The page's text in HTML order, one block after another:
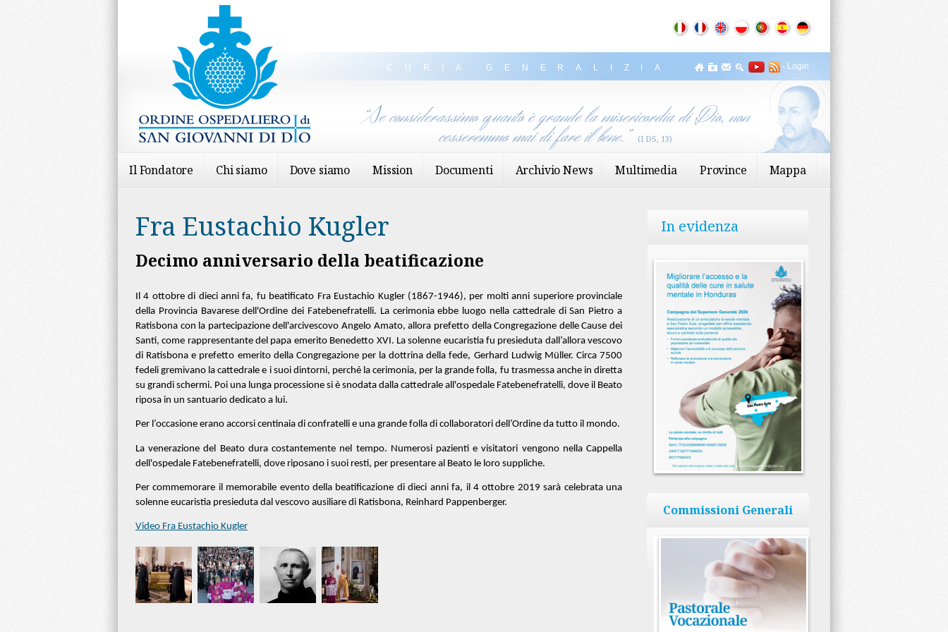
Il Fondatore Chi siamo Dove siamo Mission Documenti Archivio News Multimedia Province Mappa
CURIA GENERALIZIA - Login
“Se considerassimo quanto è grande la misericordia di Dio, non
cesseremmo mai di fare il bene.” (I DS, 13)
Fra Eustachio Kugler
Decimo anniversario della beatificazione
Il 4 ottobre di dieci anni fa, fu beatificato Fra Eustachio Kugler (1867-1946), per molti anni superiore provinciale
della Provincia Bavarese dell'Ordine dei Fatebenefratelli. La cerimonia ebbe luogo nella cattedrale di San Pietro a
Ratisbona con la partecipazione dell'arcivescovo Angelo Amato, allora prefetto della Congregazione delle Cause dei
Santi, come rappresentante del papa emerito Benedetto XVI. La solenne eucaristia fu presieduta dall’allora vescovo
di Ratisbona e prefetto emerito della Congregazione per la dottrina della fede, Gerhard Ludwig Müller. Circa 7500
fedeli gremivano la cattedrale e i suoi dintorni, perché la cerimonia, per la grande folla, fu trasmessa anche in diretta
su grandi schermi. Poi una lunga processione si è snodata dalla cattedrale all'ospedale Fatebenefratelli, dove il Beato
riposa in un santuario dedicato a lui.
Per l’occasione erano accorsi centinaia di confratelli e una grande folla di collaboratori dell’Ordine da tutto il mondo.
La venerazione del Beato dura costantemente nel tempo. Numerosi pazienti e visitatori vengono nella Cappella
dell'ospedale Fatebenefratelli, dove riposano i suoi resti, per presentare al Beato le loro suppliche.
Per commemorare il memorabile evento della beatificazione di dieci anni fa, il 4 ottobre 2019 sarà celebrata una
solenne eucaristia presieduta dal vescovo ausiliare di Ratisbona, Reinhard Pappenberger.
Video Fra Eustachio Kugler
In evidenza
Commissioni Generali